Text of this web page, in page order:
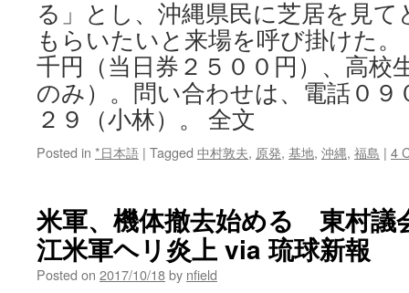
る」とし、沖縄県民に芝居を見
もらいたいと来場を呼び掛けた
千円（当日券２５００円）、高校
のみ）。問い合わせは、電話０９
２９（小林）。 全文
Posted in *日本語 | Tagged 中村敦夫, 原発, 基地, 沖縄, 福島 | 4
米軍、機体撤去始める 東村
江米軍ヘリ炎上 via 琉球新報
Posted on 2017/10/18by nfield